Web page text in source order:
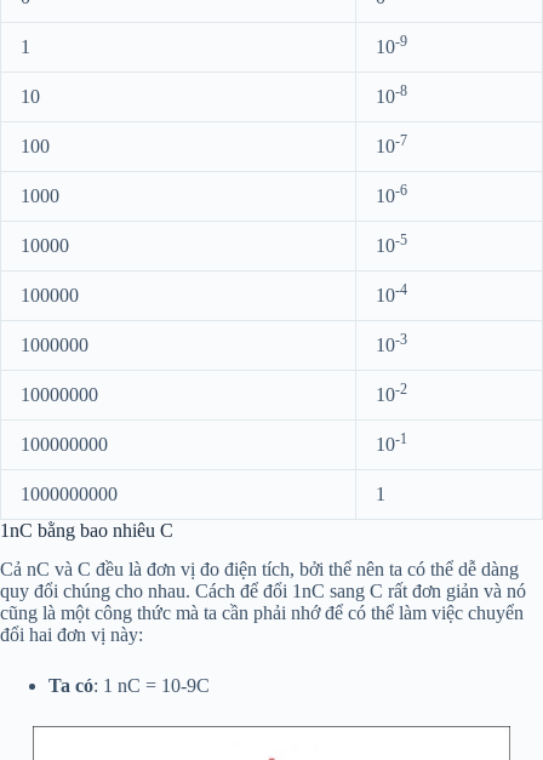
1 10-9
10 10-8
100 10-7
1000 10-6
10000 10-5
100000 10-4
1000000 10-3
10000000 10-2
100000000 10-1
1000000000
1
1nC bằng bao nhiêu C
Cả nC và C đều là đơn vị đo điện tích, bởi thể nên ta có thể dễ dàng
quy đổi chúng cho nhau. Cách để đổi 1nC sang C rất đơn giản và nó
cũng là một công thức mà ta cần phải nhớ để có thể làm việc chuyển
đổi hai đơn vị này:
Ta có: 1 nC = 10-9C